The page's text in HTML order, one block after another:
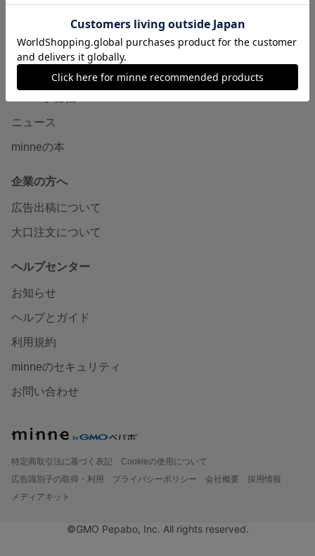
読みもの
minneとものづくりと
ニュース
minneの本
企業の方へ
広告出稿について
大口注文について
ヘルプセンター
お知らせ
ヘルプとガイド
利用規約
minneのセキュリティ
お問い合わせ
特定商取引法に基づく表記
Cookieの使用について
広告識別子の取得・利用
プライバシーポリシー 会社概要
採用情報
メディアキット
©GMO Pepabo, Inc. All rights reserved.